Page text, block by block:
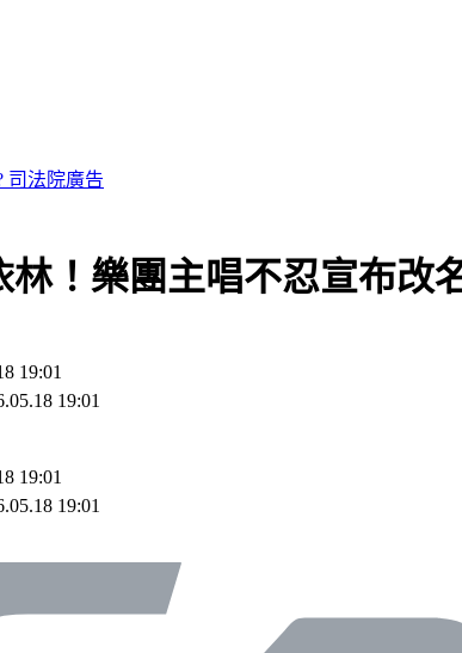
司法院廣告
林！樂團主唱不忍宣布
19:01
19:01
19:01
19:01